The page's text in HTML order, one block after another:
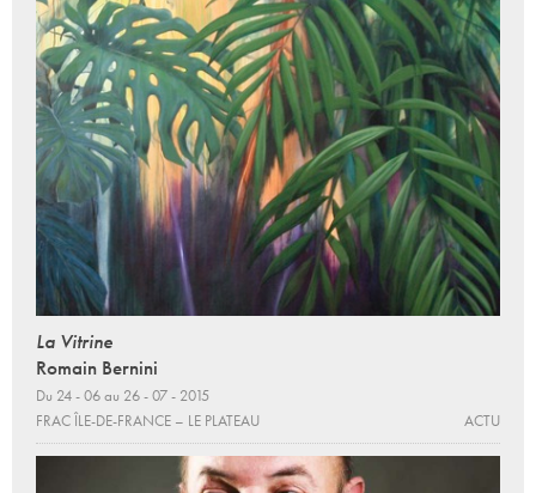
La Vitrine
Romain Bernini
Du 24 - 06 au 26 - 07 - 2015
FRAC ÎLE-DE-FRANCE – LE PLATEAU
ACTU